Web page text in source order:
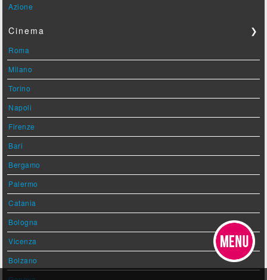
Azione
Cinema ❯
Roma
Milano
Torino
Napoli
Firenze
Bari
Bergamo
Palermo
Catania
Bologna
Vicenza
Bolzano